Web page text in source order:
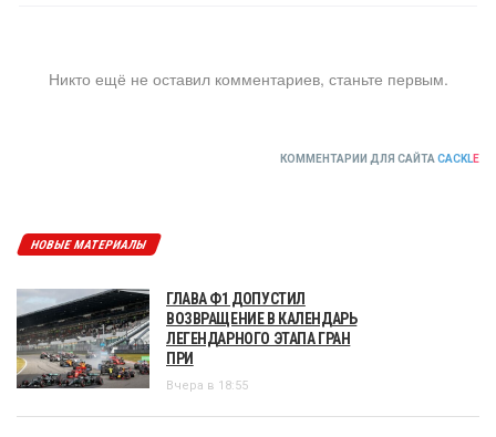
Никто ещё не оставил комментариев, станьте первым.
КОММЕНТАРИИ ДЛЯ САЙТА CACKLE
НОВЫЕ МАТЕРИАЛЫ
ГЛАВА Ф1 ДОПУСТИЛ
ВОЗВРАЩЕНИЕ В КАЛЕНДАРЬ
ЛЕГЕНДАРНОГО ЭТАПА ГРАН
ПРИ
Вчера в 18:55